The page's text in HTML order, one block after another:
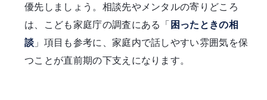
優先しましょう。相談先やメンタルの寄りどころ
は、こども家庭庁の調査にある「 困ったときの相
談 」項目も参考に、家庭内で話しやすい雰囲気を保
つことが直前期の下支えになります。